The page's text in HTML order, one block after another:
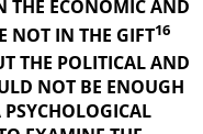
THE ECONOMIC AND
NOT IN THE GIFT16
THE POLITICAL AND
NOT BE ENOUGH
PSYCHOLOGICAL